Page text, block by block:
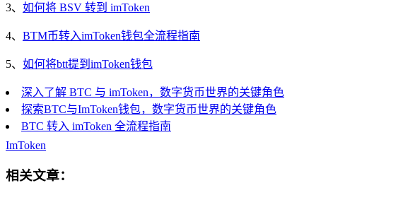
3、 如何将 BSV 转到 imToken
4、 BTM币转入imToken钱包全流程指南
5、 如何将btt提到imToken钱包
深入了解 BTC 与 imToken，数字货币世界的关键角色
探索BTC与ImToken钱包，数字货币世界的关键角色
BTC 转入 imToken 全流程指南
ImToken
相关文章：